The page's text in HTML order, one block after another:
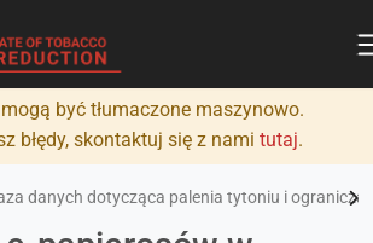
być tłumaczone maszynowo.
błędy, skontaktuj się z nami tutaj.
danych dotycząca palenia tytoniu i